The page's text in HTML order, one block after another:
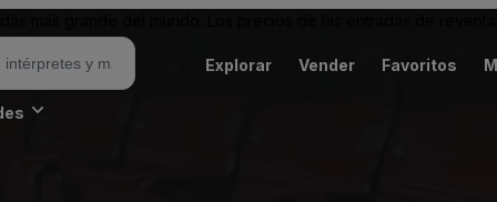
Explorar Vender Favoritos